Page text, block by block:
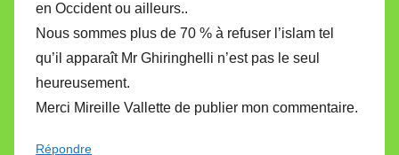
en Occident ou ailleurs..
Nous sommes plus de 70 % à refuser l’islam tel
qu’il apparaît Mr Ghiringhelli n’est pas le seul
heureusement.
Merci Mireille Vallette de publier mon commentaire.
Répondre